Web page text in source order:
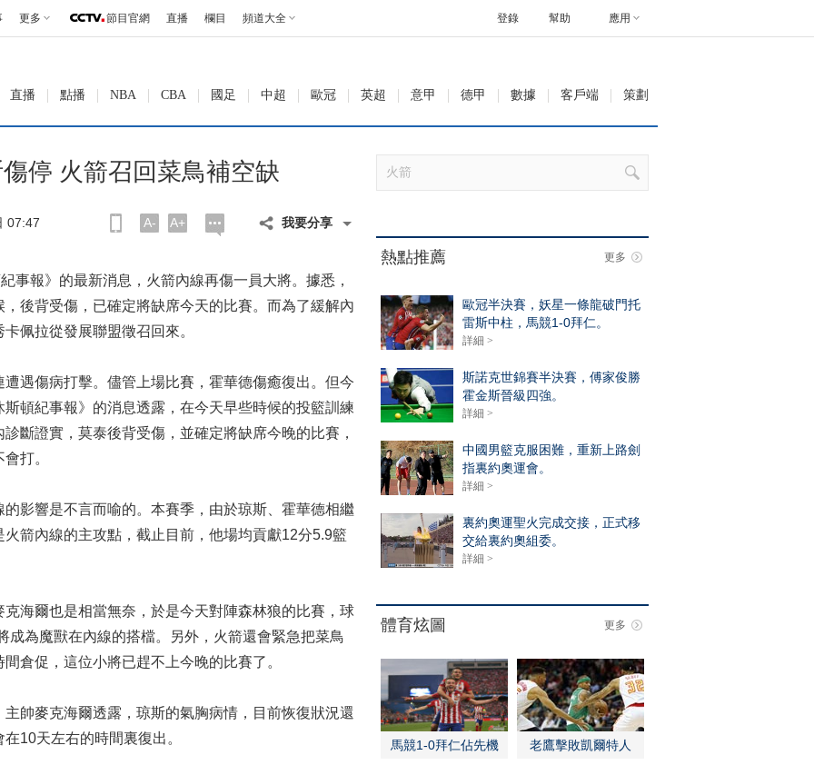
更多 節目官網 直播 欄目 頻道大全 幫助 應用
登錄
直播 點播 NBA CBA 國足 中超 歐冠 英超 意甲 德甲 數據 客戶端 策劃
停 火箭召回菜鳥補空缺
07:47 A- A+ 我要分享
報》的最新消息，火箭內線再傷一員大將。據悉，
後背受傷，已確定將缺席今天的比賽。而為了緩解內
佩拉從發展聯盟徵召回來。
傷病打擊。儘管上場比賽，霍華德傷癒復出。但今
頓紀事報》的消息透露，在今天早些時候的投籃訓練
斷證實，莫泰後背受傷，並確定將缺席今晚的比賽，
打。
響是不言而喻的。本賽季，由於琼斯、霍華德相繼
箭內線的主攻點，截止目前，他場均貢獻12分5.9籃
爾也是相當無奈，於是今天對陣森林狼的比賽，球
成為魔獸在內線的搭檔。另外，火箭還會緊急把菜鳥
倉促，這位小將已趕不上今晚的比賽了。
麥克海爾透露，琼斯的氣胸病情，目前恢復狀況還
10天左右的時間裏復出。
熱點推薦 更多
歐冠半決賽，妖星一條龍破門托
雷斯中柱，馬競1-0拜仁。
詳細 >
斯諾克世錦賽半決賽，傅家俊勝
霍金斯晉級四強。
詳細 >
中國男籃克服困難，重新上路劍
指裏約奧運會。
詳細 >
裏約奧運聖火完成交接，正式移
交給裏約奧組委。
詳細 >
體育炫圖 更多
馬競1-0拜仁佔先機 老鷹擊敗凱爾特人